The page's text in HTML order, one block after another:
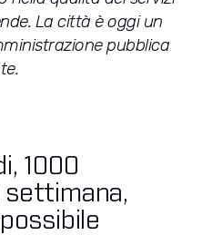
La città è oggi un
pubblica
1000
settimana,